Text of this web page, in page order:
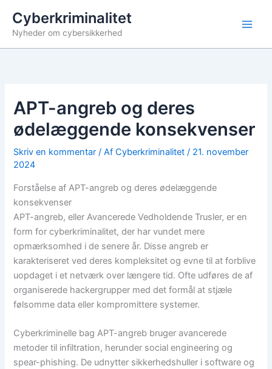
indholdet
Cyberkriminalitet
Nyheder om cybersikkerhed
APT-angreb og deres
ødelæggende konsekvenser
Skriv en kommentar / AfCyberkriminalitet/ 21. november
2024
Forståelse af APT-angreb og deres ødelæggende
konsekvenser
APT-angreb, eller Avancerede Vedholdende Trusler, er en
form for cyberkriminalitet, der har vundet mere
opmærksomhed i de senere år. Disse angreb er
karakteriseret ved deres kompleksitet og evne til at forblive
uopdaget i et netværk over længere tid. Ofte udføres de af
organiserede hackergrupper med det formål at stjæle
følsomme data eller kompromittere systemer.
Cyberkriminelle bag APT-angreb bruger avancerede
metoder til infiltration, herunder social engineering og
spear-phishing. De udnytter sikkerhedshuller i software og